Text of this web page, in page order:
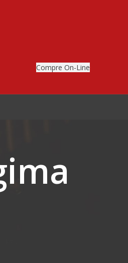
Compre On-Line